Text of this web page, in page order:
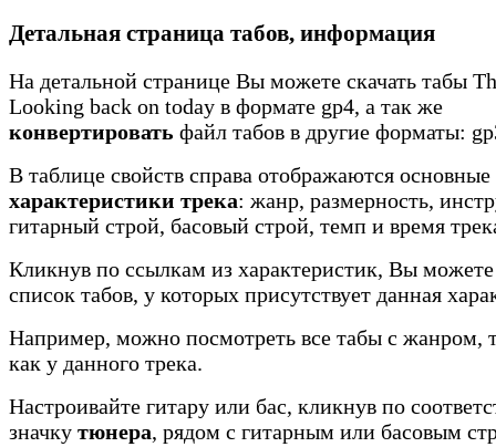
Детальная страница табов, информация
На детальной странице Вы можете скачать табы
Looking back on today в формате gp4, а так же
конвертировать файл табов в другие форматы:
В таблице свойств справа отображаются основные
характеристики трека: жанр, размерность,
гитарный строй, басовый строй, темп и время
Кликнув по ссылкам из характеристик, Вы
список табов, у которых присутствует данная
Например, можно посмотреть все табы с жанром,
как у данного трека.
Настроивайте гитару или бас, кликнув по
значку тюнера, рядом с гитарным или басовым